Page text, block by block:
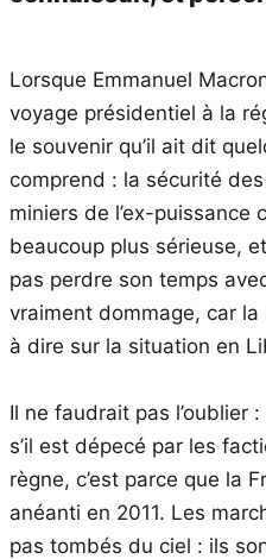
Lorsque Emmanuel
voyage présidentiel à la
le souvenir qu’il ait dit
comprend : la sécurité
miniers de l’ex-puissance
beaucoup plus sérieuse,
pas perdre son temps
vraiment dommage, car
à dire sur la situation en
Il ne faudrait pas l’oublier
s’il est dépecé par les
règne, c’est parce que la
anéanti en 2011. Les
pas tombés du ciel : ils